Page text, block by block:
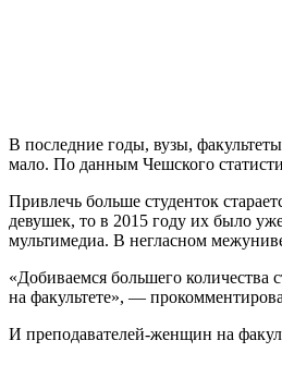
В последние годы, вузы,
мало. По данным Чешского
Привлечь больше студенток
девушек, то в 2015 году их было
мультимедиа. В негласном
«Добиваемся большего количества
на факультете», —
И преподавателей-женщин на